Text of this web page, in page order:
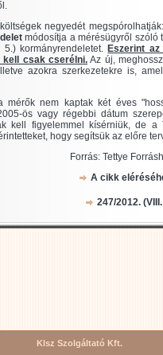
negyedét
módosítja a mérésügyről szóló
5.) kormányrendeletet. Eszerint
kell csak cserélni. Az új,
azokra szerkezetekre is,
mérők nem kaptak két éves
ös vagy régebbi dátum
kell figyelemmel kísérniük, de
hogy segítsük az előre
Forrás: Tettye
A cikk
247/2012.
Klsz Szolgáltató Kft.